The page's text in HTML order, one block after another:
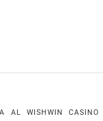
AL WISHWIN CASINO